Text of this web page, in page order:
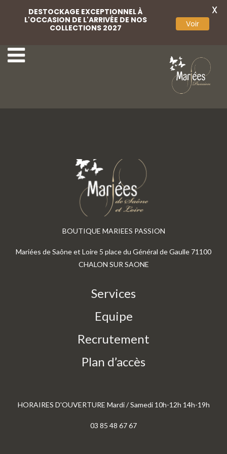
BOUTIQUE MARIEES PASSION
Mariées de Saône et Loire 5 place du Général de Gaulle 71100
CHALON SUR SAONE
Services
Equipe
Recrutement
Plan d’accès
HORAIRES D'OUVERTURE Mardi / Samedi 10h-12h 14h-19h
03 85 48 67 67
DESTOCKAGE EXCEPTIONNEL À
L'OCCASION DE L'ARRIVÉE DE NOS
COLLECTIONS 2027
Voir
X